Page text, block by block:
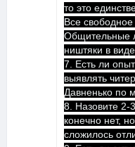
то это
Все
Общительные
ништяки в
7. Есть ли
выявлять
Давненько по
8. Назовите 2-
конечно нет,
сложилось